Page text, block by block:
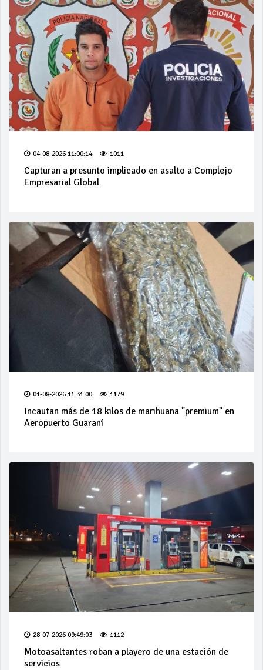
04-08-2026 11:00:14 1011
Capturan a presunto implicado en asalto a Complejo
Empresarial Global
01-08-2026 11:31:00 1179
Incautan más de 18 kilos de marihuana "premium" en
Aeropuerto Guaraní
28-07-2026 09:49:03 1112
Motoasaltantes roban a playero de una estación de
servicios